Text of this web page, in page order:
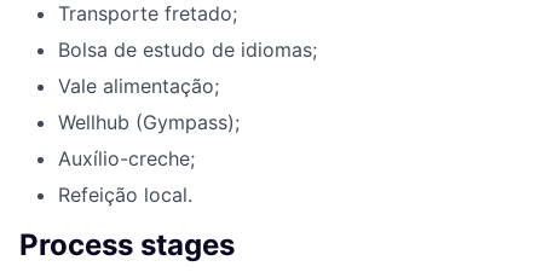
Transporte fretado;
Bolsa de estudo de idiomas;
Vale alimentação;
Wellhub (Gympass);
Auxílio-creche;
Refeição local.
Process stages